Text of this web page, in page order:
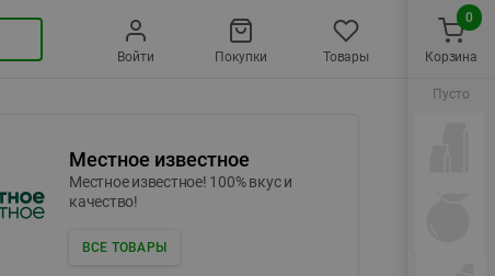
Войти Покупки Товары
Местное известное
Местное известное! 100% вкус и
качество!
ВСЕ ТОВАРЫ
Корзина
0
Пусто